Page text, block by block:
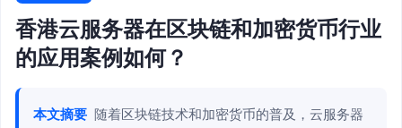
香港云服务器在区块链和加密货币行业
的应用案例如何？
本文摘要 随着区块链技术和加密货币的普及，云服务器